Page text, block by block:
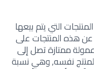
التي يتم بيعها
عن هذه المنتجات على
ممتازة تصل إلى
للمنتج نفسه, وهي نسبة